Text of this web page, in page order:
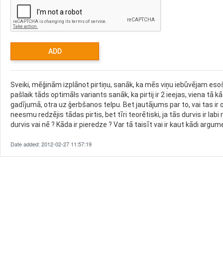
Sveiki, mēģinām izplānot pirtiņu, sanāk, ka mēs viņu iebūvējam
pašlaik tāds optimāls variants sanāk, ka pirtij ir 2 ieejas, viena tā
gadījumā, otra uz ģerbšanos telpu. Bet jautājums par to, vai tas ir
neesmu redzējis tādas pirtis, bet tīri teorētiski, ja tās durvis ir labi
durvis vai nē ? Kāda ir pieredze ? Var tā taisīt vai ir kaut kādi
Date added: 2012-02-27 11:57:19